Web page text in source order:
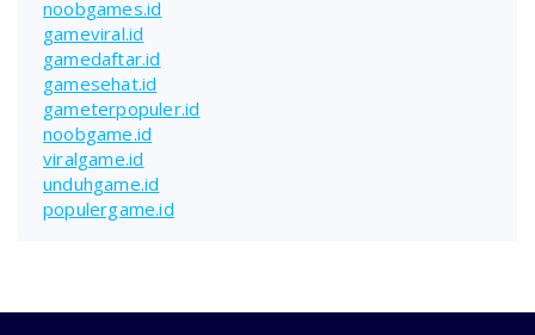
noobgames.id
gameviral.id
gamedaftar.id
gamesehat.id
gameterpopuler.id
noobgame.id
viralgame.id
unduhgame.id
populergame.id